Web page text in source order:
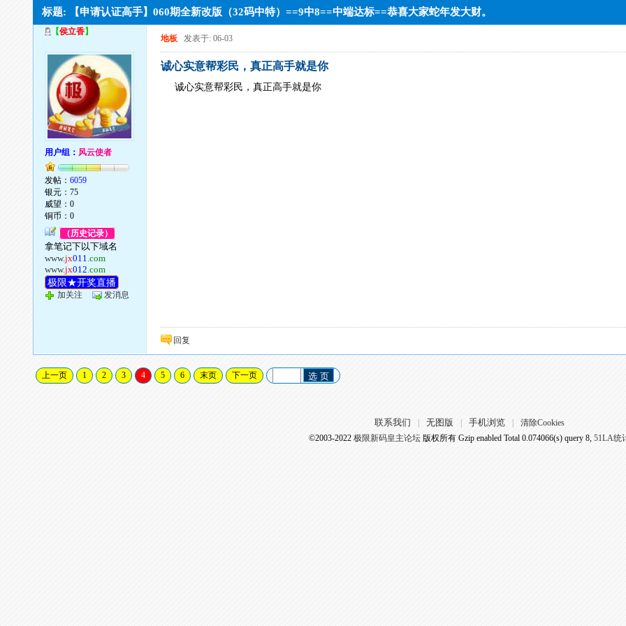
标题: 【申请认证高手】060期全新改版（32码中特）==9中8==中端达标==恭喜大家蛇年发大财。
【侯立香】
用户组： 风云使者
发帖：6059
银元：75
威望：0
铜币：0
（历史记录）
拿笔记下以下域名
www.jx011.com
www.jx012.com
极限★开奖直播
加关注 发消息
地板 发表于: 06-03
诚心实意帮彩民，真正高手就是你
诚心实意帮彩民，真正高手就是你
回复
上一页 1 2 3 4 5 6 末页 下一页 选 页
联系我们 无图版 手机浏览
清除Cookies
©2003-2022 极限新码皇主论坛版权所有 Gzip enabled Total 0.074066(s) query 8, 51LA统